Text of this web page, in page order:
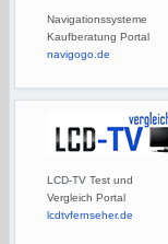
Navigationssysteme
Kaufberatung Portal
navigogo.de
LCD-TV Test und
Vergleich Portal
lcdtvfernseher.de